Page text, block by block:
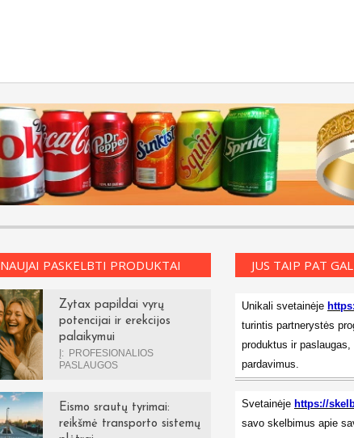
NAUJAI PASKELBTI PRODUKTAI
Zytax papildai vyrų
potencijai ir erekcijos
palaikymui
Į:
PROFESIONALIOS
PASLAUGOS
Eismo srautų tyrimai:
reikšmė transporto sistemų
JUS TAIP PAT
Unikali svetainėje
turintis partnerystės
produktus ir
pardavimus.
Svetainėje https://
savo skelbimus apie